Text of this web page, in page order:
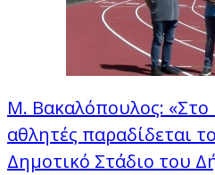
Μ. Βακαλόπουλος: «Στο
αθλητές παραδίδεται
Δημοτικό Στάδιο του